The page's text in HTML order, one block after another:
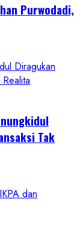
Purwodadi,
Diragukan
Tak
dan